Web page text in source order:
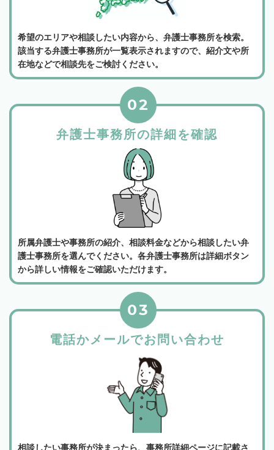
希望のエリアや相談したい内容から、弁護士事務所を検索。
該当する弁護士事務所が一覧表示されますので、紹介文や所
在地などで相談先をご検討ください。
弁護士事務所の詳細を確認
02
所属弁護士や事務所の紹介、相談料金などから相談したい弁
護士事務所を選んでください。各弁護士事務所は詳細ボタン
から詳しい情報をご確認いただけます。
電話かメールでお問い合わせ
03
相談したい事務所が決まったら、事務所詳細ページに記載さ